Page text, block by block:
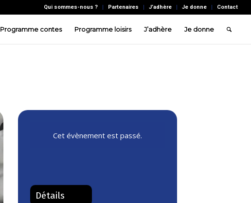
Qui sommes-nous ? Partenaires J’adhère Je donne Contact
Programme contes Programme loisirs J’adhère Je donne
Cet évènement est passé.
Détails